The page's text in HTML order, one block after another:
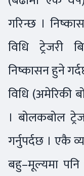
गरिन्छ ।
विधि ट्रेजरी
निष्कासन हुने
विधि (अमेरिकी
। बोलकबोल
गर्नुपर्दछ । एकै
बहु–मूल्यमा